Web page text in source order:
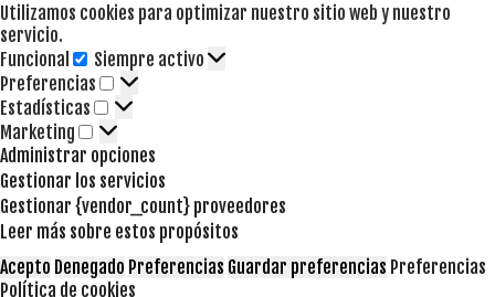
Utilizamos cookies para optimizar nuestro sitio web y nuestro
servicio.
Funcional
Funcional
Siempre activo
Preferencias
Preferencias
Estadísticas Estadísticas
Marketing Marketing
Administrar opciones
Gestionar los servicios
Gestionar {vendor_count} proveedores
Leer más sobre estos propósitos
Acepto Denegado Preferencias Guardar preferencias Preferencias
Política de cookies